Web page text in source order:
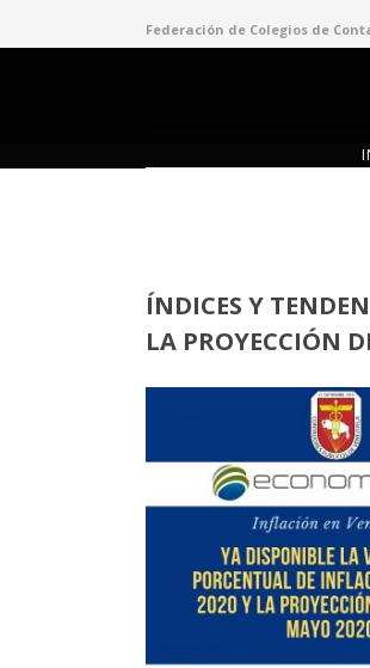
Federación de Colegios de
ÍNDICES Y
LA PROYECCIÓN